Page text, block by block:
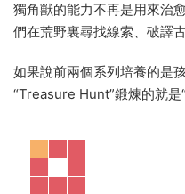
獨角獸的能力不再是用來治
們在荒野裏尋找線索、破譯
如果說前兩個系列培養的是
“Treasure Hunt”鍛煉的就是“